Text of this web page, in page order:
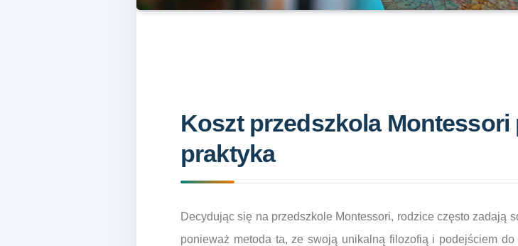
Koszt przedszkola Montessori
praktyka
Decydując się na przedszkole Montessori, rodzice często zadają
ponieważ metoda ta, ze swoją unikalną filozofią i podejściem